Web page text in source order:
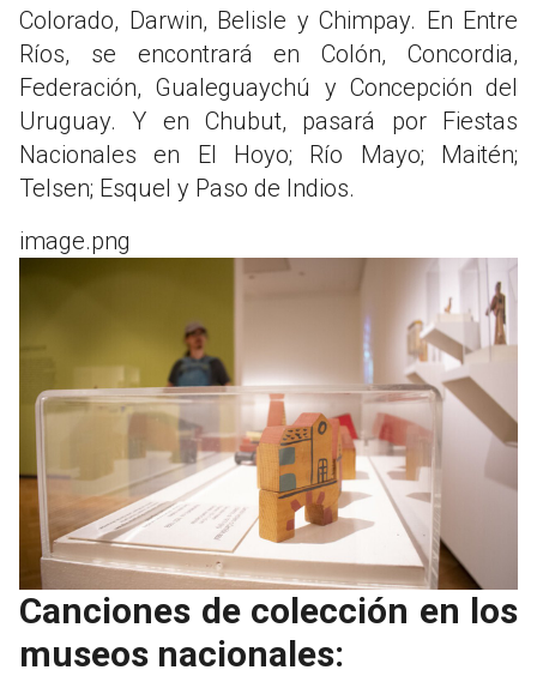
Colorado, Darwin, Belisle y Chimpay. En Entre
Ríos, se encontrará en Colón, Concordia,
Federación, Gualeguaychú y Concepción del
Uruguay. Y en Chubut, pasará por Fiestas
Nacionales en El Hoyo; Río Mayo; Maitén;
Telsen; Esquel y Paso de Indios.
image.png
Canciones de colección en los
museos nacionales: